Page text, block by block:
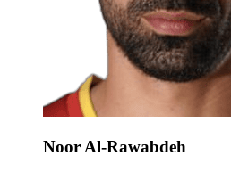
Noor Al-Rawabdeh